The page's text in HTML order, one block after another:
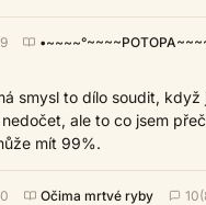
smysl to dílo soudit, když
ale to co jsem
mít 99%.
Očima mrtvé ryby